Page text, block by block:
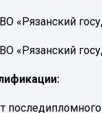
«Рязанский
«Рязанский